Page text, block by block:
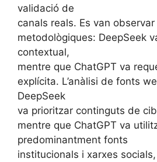
validació de
canals reals. Es van
metodològiques: DeepSeek
contextual,
mentre que ChatGPT va
explícita. L’anàlisi de fonts
DeepSeek
va prioritzar continguts de
mentre que ChatGPT va
predominantment fonts
institucionals i xarxes